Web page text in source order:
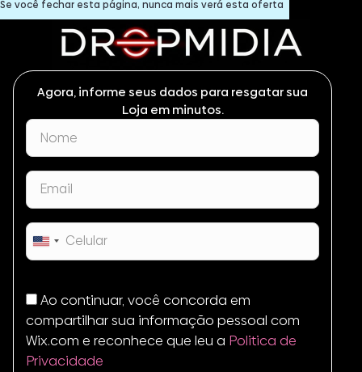
Se você fechar esta página, nunca mais verá esta oferta
Agora, informe seus dados para resgatar sua
Loja em minutos.
United
States
Ao continuar, você concorda em
compartilhar sua informação pessoal com
Wix.com e reconhece que leu a Politica de
Privacidade